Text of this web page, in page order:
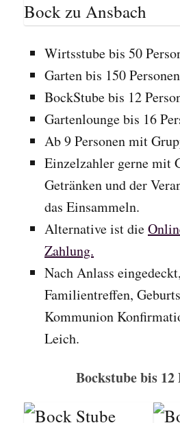
Wirtsstube bis 50
Garten bis 150
BockStube bis 12
Gartenlounge bis 16
Ab 9 Personen mit
Einzelzahler gerne mit
Getränken und der
das Einsammeln.
Alternative ist die
Zahlung.
Nach Anlass
Familientreffen,
Kommunion
Leich.
Bockstube bis 12